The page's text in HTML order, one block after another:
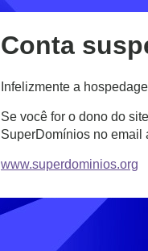
Conta
Infelizmente a
Se você for o dono do
SuperDomínios no email
www.superdominios.org